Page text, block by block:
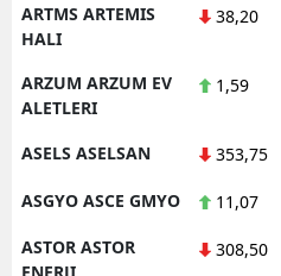
ARTMS ARTEMIS
HALI
38,20
ARZUM ARZUM EV
ALETLERI
1,59
ASELS ASELSAN 353,75
ASGYO ASCE GMYO 11,07
ASTOR ASTOR
308,50